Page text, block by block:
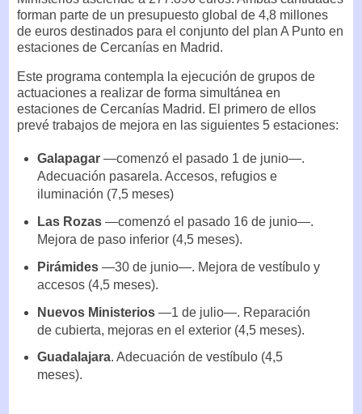
forman parte de un presupuesto global de 4,8 millones
de euros destinados para el conjunto del plan A Punto en
estaciones de Cercanías en Madrid.
Este programa contempla la ejecución de grupos de
actuaciones a realizar de forma simultánea en
estaciones de Cercanías Madrid. El primero de ellos
prevé trabajos de mejora en las siguientes 5 estaciones:
Galapagar —comenzó el pasado 1 de junio—.
Adecuación pasarela. Accesos, refugios e
iluminación (7,5 meses)
Las Rozas—comenzó el pasado 16 de junio—.
Mejora de paso inferior (4,5 meses).
Pirámides—30 de junio—. Mejora de vestíbulo y
accesos (4,5 meses).
Nuevos Ministerios —1 de julio—. Reparación
de cubierta, mejoras en el exterior (4,5 meses).
Guadalajara. Adecuación de vestíbulo (4,5
meses).